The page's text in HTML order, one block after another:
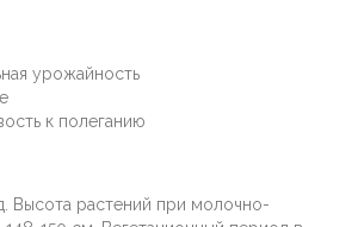
урожайность
к полеганию
Высота растений при молочно-